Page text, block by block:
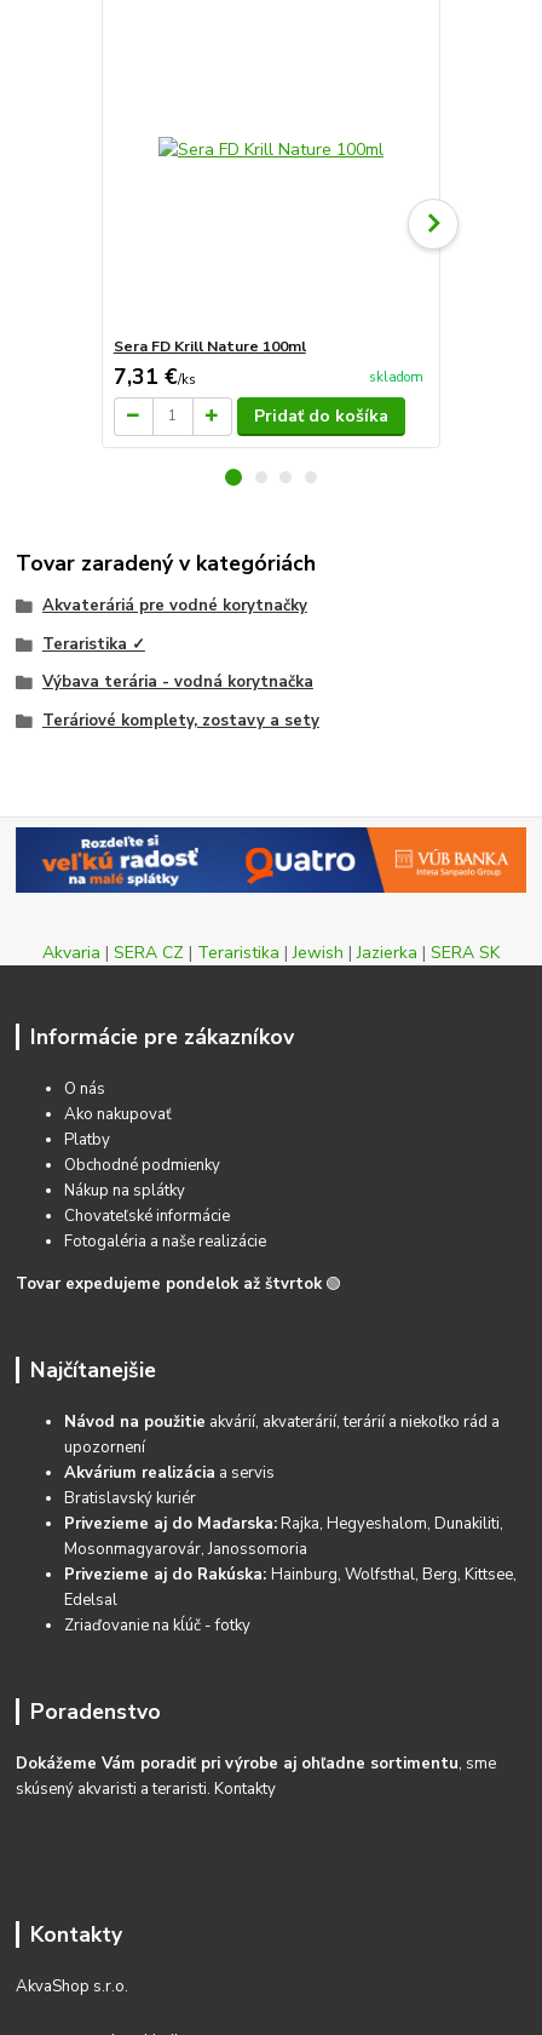
Sera FD Krill Nature 100ml
7,31 €/ks skladom
Pridať do košíka
Tovar zaradený v kategóriách
Akvateráriá pre vodné korytnačky
Teraristika ✓
Výbava terária - vodná korytnačka
Teráriové komplety, zostavy a sety
Akvaria | SERA CZ | Teraristika |Jewish |Jazierka | SERA SK
Informácie pre zákazníkov
O nás
Ako nakupovať
Platby
Obchodné podmienky
Nákup na splátky
Chovateľské informácie
Fotogaléria a naše realizácie
Tovar expedujeme pondelok až štvrtok 🟢
Najčítanejšie
Návod na použitie akvárií, akvaterárií, terárií a niekoľko rád a
upozornení
Akvárium realizácia a servis
Bratislavský kuriér
Privezieme aj do Maďarska:Rajka, Hegyeshalom, Dunakiliti,
Mosonmagyarovár, Janossomoria
Privezieme aj do Rakúska:Hainburg, Wolfsthal, Berg, Kittsee,
Edelsal
Zriaďovanie na kĺúč - fotky
Poradenstvo
Dokážeme Vám poradiť pri výrobe aj ohľadne sortimentu, sme
skúsený akvaristi a teraristi.Kontakty
Kontakty
AkvaShop s.r.o.